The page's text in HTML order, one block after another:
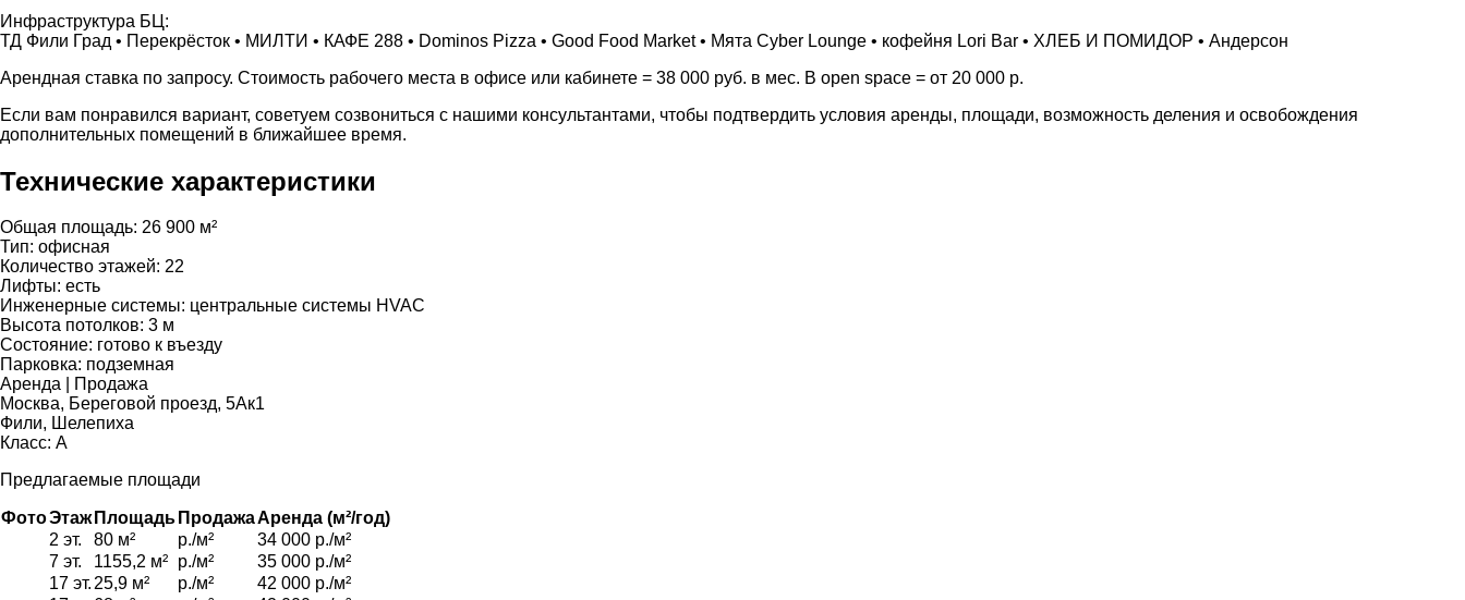
Инфраструктура БЦ:
ТД Фили Град • Перекрёсток • МИЛТИ • КАФЕ 288 • Dominos Pizza • Good Food Market • Мята Cyber Lounge • кофейня Lori Bar • ХЛЕБ И ПОМИДОР • Андерсон
Арендная ставка по запросу. Стоимость рабочего места в офисе или кабинете = 38 000 руб. в мес. В open space = от 20 000 р.
Если вам понравился вариант, советуем созвониться с нашими консультантами, чтобы подтвердить условия аренды, площади, возможность деления и освобождения
дополнительных помещений в ближайшее время.
Технические характеристики
Общая площадь: 26 900 м²
Тип: офисная
Количество этажей: 22
Лифты: есть
Инженерные системы: центральные системы HVAC
Высота потолков: 3 м
Состояние: готово к въезду
Парковка: подземная
Аренда | Продажа
Москва, Береговой проезд, 5Ак1
Фили, Шелепиха
Класс: А
Предлагаемые площади
ФотоЭтаж Площадь ПродажаАренда (м²/год)
2 эт.
80 м² р./м²
34 000 р./м²
7 эт.
1155,2 м² р./м²
35 000 р./м²
17 эт. 25,9 м² р./м²
42 000 р./м²